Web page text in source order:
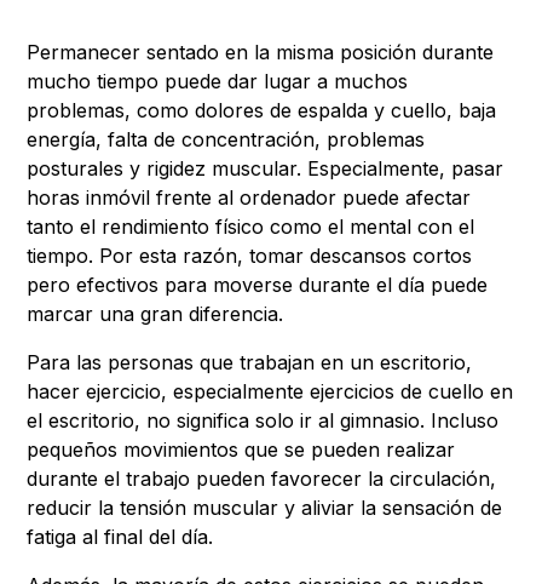
Permanecer sentado en la misma posición durante
mucho tiempo puede dar lugar a muchos
problemas, como dolores de espalda y cuello, baja
energía, falta de concentración, problemas
posturales y rigidez muscular. Especialmente, pasar
horas inmóvil frente al ordenador puede afectar
tanto el rendimiento físico como el mental con el
tiempo. Por esta razón, tomar descansos cortos
pero efectivos para moverse durante el día puede
marcar una gran diferencia.
Para las personas que trabajan en un escritorio,
hacer ejercicio, especialmente ejercicios de cuello en
el escritorio, no significa solo ir al gimnasio. Incluso
pequeños movimientos que se pueden realizar
durante el trabajo pueden favorecer la circulación,
reducir la tensión muscular y aliviar la sensación de
fatiga al final del día.